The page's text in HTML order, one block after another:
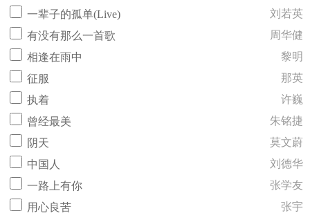
一辈子的孤单(Live)
刘若英
有没有那么一首歌
周华健
相逢在雨中
黎明
征服
那英
执着
许巍
曾经最美
朱铭捷
阴天
莫文蔚
中国人
刘德华
一路上有你
张学友
用心良苦
张宇